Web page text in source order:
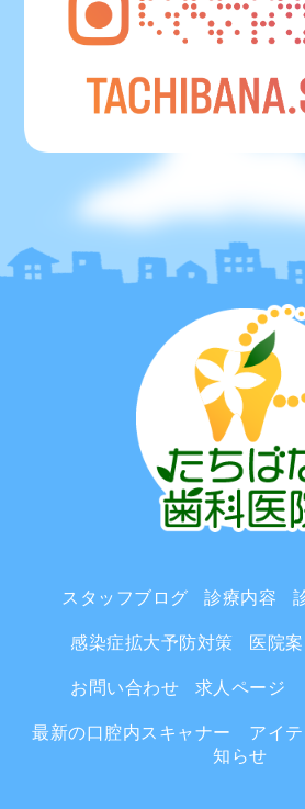
スタッフブログ 診療内容
感染症拡大予防対策 医院
お問い合わせ 求人ページ
最新の口腔内スキャナー アイテ
知らせ